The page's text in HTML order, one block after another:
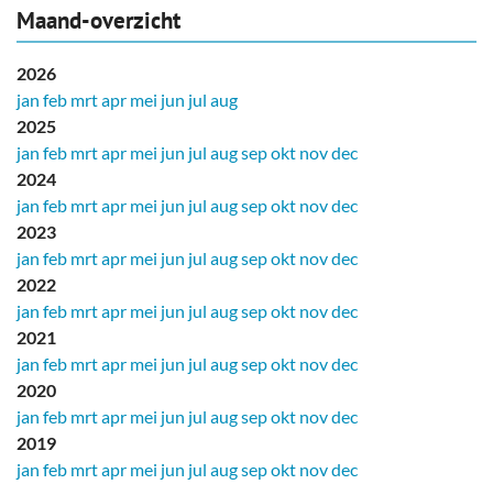
Maand-overzicht
2026
jan feb mrtapr mei jun jul aug
2025
jan feb mrtapr mei jun jul augsepokt novdec
2024
jan feb mrtapr mei jun jul augsepokt novdec
2023
jan feb mrtapr mei jun jul augsepokt novdec
2022
jan feb mrtapr mei jun jul augsepokt novdec
2021
jan feb mrtapr mei jun jul augsepokt novdec
2020
jan feb mrtapr mei jun jul augsepokt novdec
2019
jan feb mrtapr mei jun jul augsepokt novdec